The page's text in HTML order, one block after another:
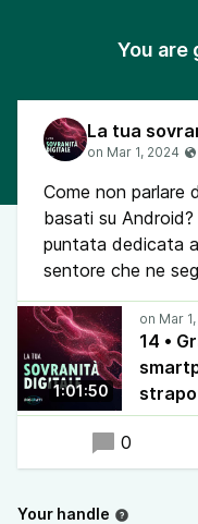
You
La tua
Come non parlare
basati su
puntata dedicata
sentore che ne
1:01:50
14 •
0
Your handle